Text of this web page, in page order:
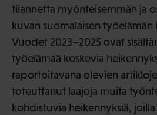
tilannetta myönteisemmän ja
kuvan suomalaisen työelämän
Vuodet 2023–2025 ovat
työelämää koskevia
raportoitavana olevien
toteuttanut laajoja muita
kohdistuvia heikennyksiä,